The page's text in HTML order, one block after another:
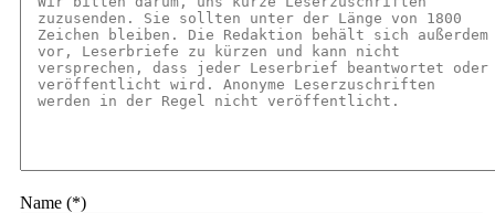
Name (*)